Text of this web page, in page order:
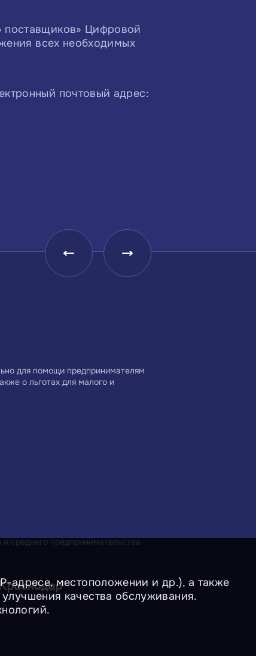
поставщиков» Цифровой
всех необходимых
почтовый адрес:
и среднее
Центр координации
для помощи предпринимателям
о льготах для малого и
среднего предпринимательства
адресе, местоположении и др.), а также
качества обслуживания.